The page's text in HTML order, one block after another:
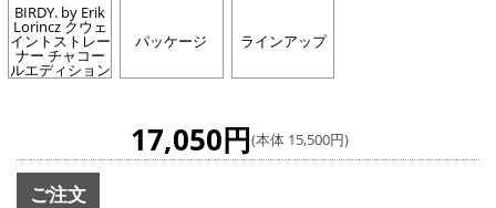
BIRDY. by Erik
Lorincz クウェ
イントストレー
ナー チャコー
ルエディション
パッケージ ラインアップ
17,050円(本体 15,500円)
ご注文